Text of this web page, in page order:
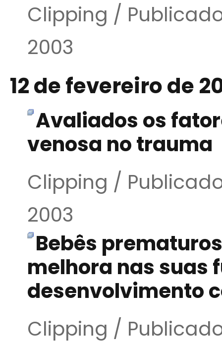
Clipping /
2003
12 de fevereiro de
Avaliados os
venosa no trauma
Clipping /
2003
Bebês
melhora nas suas
desenvolvimento
Clipping /